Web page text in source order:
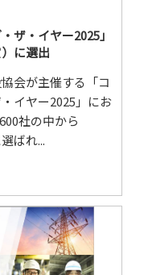
ザ・イヤー2025」
に選出
会が主催する「コ
イヤー2025」にお
社の中から
ばれ...